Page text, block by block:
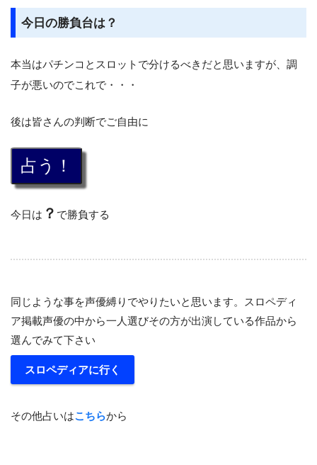
今日の勝負台は？
本当はパチンコとスロットで分けるべきだと思いますが、調
子が悪いのでこれで・・・
後は皆さんの判断でご自由に
今日は ？ で勝負する
同じような事を声優縛りでやりたいと思います。スロペディ
ア掲載声優の中から一人選びその方が出演している作品から
選んでみて下さい
スロペディアに行く
その他占いはこちらから